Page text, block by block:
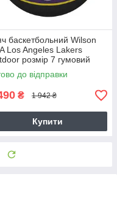
баскетбольний Wilson
Los Angeles Lakers
розмір 7 гумовий
до відправки
₴ 1 942 ₴
Купити